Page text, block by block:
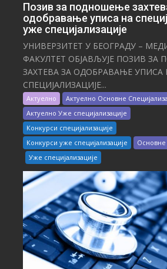
Позив за подношење
одобравање уписа на
уже специјализације
УНИВЕРЗИТЕТ У БЕОГРАДУ –
ФАКУЛТЕТ ОБЈАВЉУЈЕ ПОЗИВ
ЗАХТЕВА ЗА ОДОБРАВАЊЕ УПИСА
СПЕЦИЈАЛИЗАЦИЈЕ...
Актуелно
Актуелно Основне
Актуелно Уже специјализације
Конкурси специјализације
Конкурси уже специјализације
Основне
Уже специјализације